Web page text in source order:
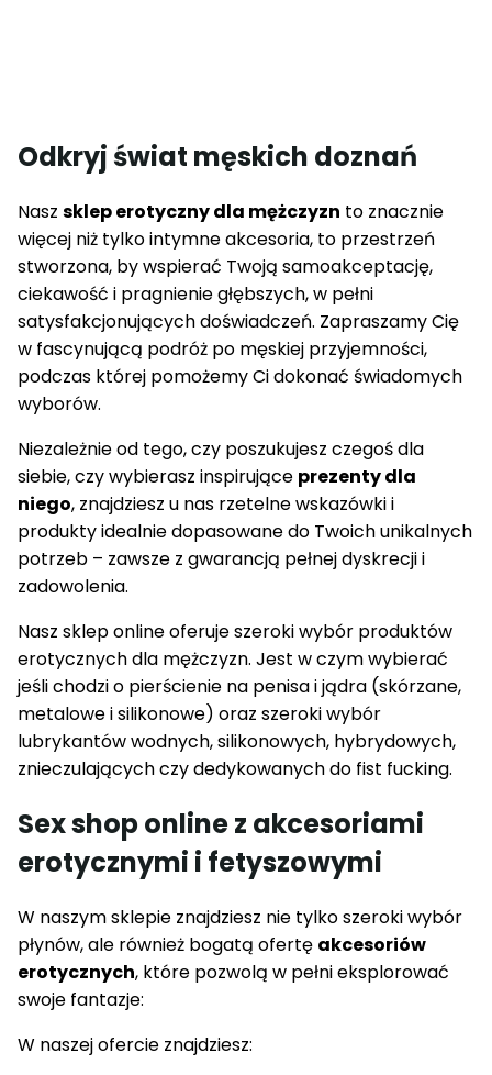
Odkryj świat męskich doznań
Nasz sklep erotyczny dla mężczyzn to znacznie
więcej niż tylko intymne akcesoria, to przestrzeń
stworzona, by wspierać Twoją samoakceptację,
ciekawość i pragnienie głębszych, w pełni
satysfakcjonujących doświadczeń. Zapraszamy Cię
w fascynującą podróż po męskiej przyjemności,
podczas której pomożemy Ci dokonać świadomych
wyborów.
Niezależnie od tego, czy poszukujesz czegoś dla
siebie, czy wybierasz inspirujące prezenty dla
niego, znajdziesz u nas rzetelne wskazówki i
produkty idealnie dopasowane do Twoich unikalnych
potrzeb – zawsze z gwarancją pełnej dyskrecji i
zadowolenia.
Nasz sklep online oferuje szeroki wybór produktów
erotycznych dla mężczyzn. Jest w czym wybierać
jeśli chodzi o pierścienie na penisa i jądra (skórzane,
metalowe i silikonowe) oraz szeroki wybór
lubrykantów wodnych, silikonowych, hybrydowych,
znieczulających czy dedykowanych do fist fucking.
Sex shop online z akcesoriami
erotycznymi i fetyszowymi
W naszym sklepie znajdziesz nie tylko szeroki wybór
płynów, ale również bogatą ofertę akcesoriów
erotycznych, które pozwolą w pełni eksplorować
swoje fantazje:
W naszej ofercie znajdziesz: